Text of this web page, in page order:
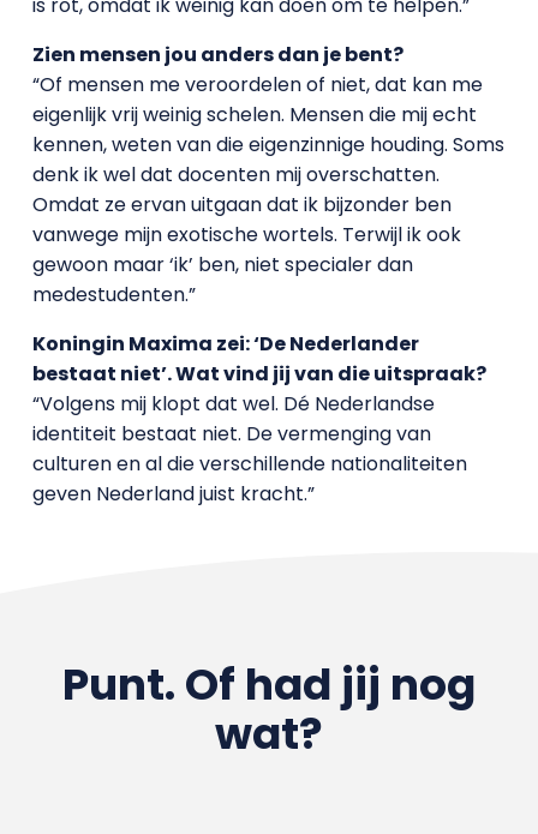
Zien mensen jou anders dan je bent?
“Of mensen me veroordelen of niet, dat kan me
eigenlijk vrij weinig schelen. Mensen die mij echt
kennen, weten van die eigenzinnige houding. Soms
denk ik wel dat docenten mij overschatten.
Omdat ze ervan uitgaan dat ik bijzonder ben
vanwege mijn exotische wortels. Terwijl ik ook
gewoon maar ‘ik’ ben, niet specialer dan
medestudenten.”
Koningin Maxima zei: ‘De Nederlander
bestaat niet’. Wat vind jij van die uitspraak?
“Volgens mij klopt dat wel. Dé Nederlandse
identiteit bestaat niet. De vermenging van
culturen en al die verschillende nationaliteiten
geven Nederland juist kracht.”
Punt. Of had jij nog
wat?